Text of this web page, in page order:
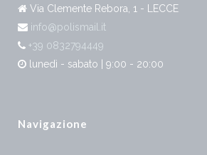
Via Clemente Rebora, 1 - LECCE
info@polismail.it
+39 0832794449
lunedì - sabato | 9:00 - 20:00
Navigazione